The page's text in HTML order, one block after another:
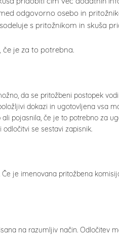
odgovorno osebo in
s pritožnikom in skuša
če je za to potrebna.
da se pritožbeni postopek
dokazi in ugotovljena vsa
pojasnila, če je to potrebno za
se sestavi zapisnik.
je imenovana pritožbena
na razumljiv način. Odločitev